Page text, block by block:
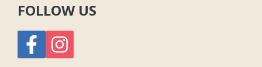
FOLLOW US